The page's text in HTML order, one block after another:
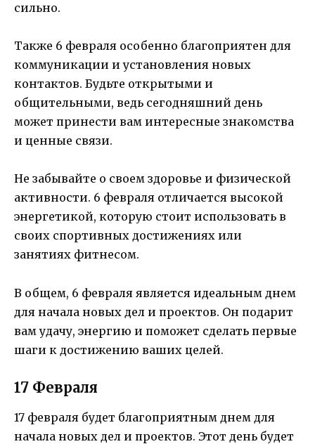
сильно.
Также 6 февраля особенно благоприятен для
коммуникации и установления новых
контактов. Будьте открытыми и
общительными, ведь сегодняшний день
может принести вам интересные знакомства
и ценные связи.
Не забывайте о своем здоровье и физической
активности. 6 февраля отличается высокой
энергетикой, которую стоит использовать в
своих спортивных достижениях или
занятиях фитнесом.
В общем, 6 февраля является идеальным днем
для начала новых дел и проектов. Он подарит
вам удачу, энергию и поможет сделать первые
шаги к достижению ваших целей.
17 Февраля
17 февраля будет благоприятным днем для
начала новых дел и проектов. Этот день будет